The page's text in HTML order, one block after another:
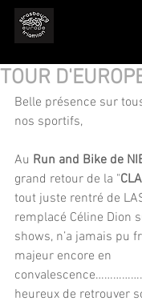
TOUR
Belle présence sur
nos sportifs,
Au Run and Bike de
grand retour de la "
tout juste rentré de
remplacé Céline Dion
shows, n’a jamais pu
majeur encore en
convalescence…………….
heureux de retrouver